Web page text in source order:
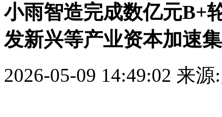
小雨智造完成数亿元B+
发新兴等产业资本加速
2026-05-09 14:49:02 来源